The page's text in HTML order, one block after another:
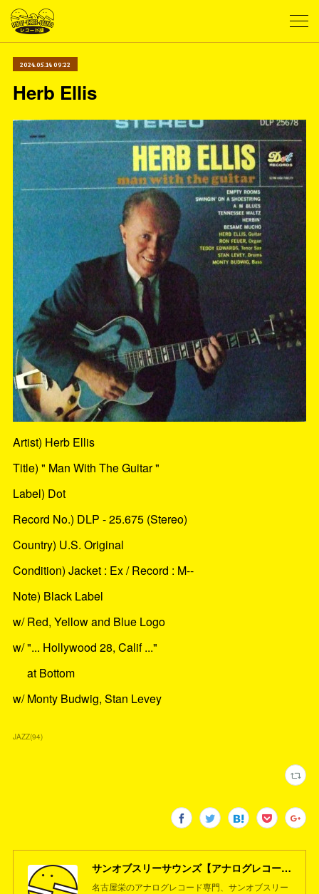
2024.05.14 09:22
Herb Ellis
Artist) Herb Ellis
Title) " Man With The Guitar "
Label) Dot
Record No.) DLP - 25.675 (Stereo)
Country) U.S. Original
Condition) Jacket : Ex / Record : M--
Note) Black Label
w/ Red, Yellow and Blue Logo
w/ "... Hollywood 28, Calif ..."
at Bottom
w/ Monty Budwig, Stan Levey
JAZZ(94)
サンオブスリーサウンズ【アナログレコード専門店】名古屋栄
名古屋栄のアナログレコード専門、サンオブスリー